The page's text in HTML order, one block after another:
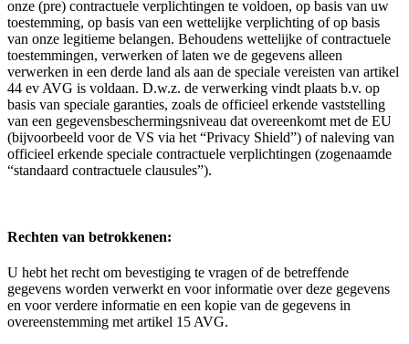
onze (pre) contractuele verplichtingen te voldoen, op basis van uw
toestemming, op basis van een wettelijke verplichting of op basis
van onze legitieme belangen. Behoudens wettelijke of contractuele
toestemmingen, verwerken of laten we de gegevens alleen
verwerken in een derde land als aan de speciale vereisten van artikel
44 ev AVG is voldaan. D.w.z. de verwerking vindt plaats b.v. op
basis van speciale garanties, zoals de officieel erkende vaststelling
van een gegevensbeschermingsniveau dat overeenkomt met de EU
(bijvoorbeeld voor de VS via het “Privacy Shield”) of naleving van
officieel erkende speciale contractuele verplichtingen (zogenaamde
“standaard contractuele clausules”).
Rechten van betrokkenen:
U hebt het recht om bevestiging te vragen of de betreffende
gegevens worden verwerkt en voor informatie over deze gegevens
en voor verdere informatie en een kopie van de gegevens in
overeenstemming met artikel 15 AVG.